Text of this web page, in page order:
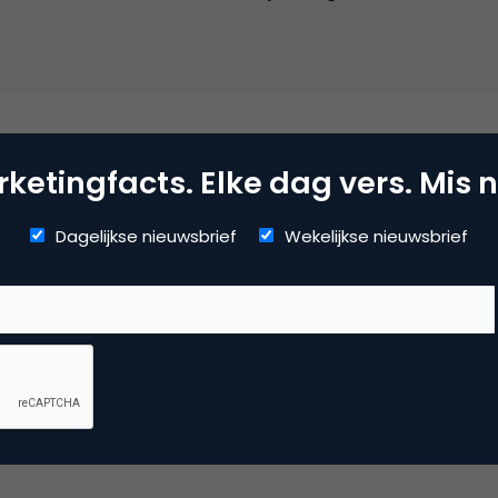
reactie te plaatsen.
Elke dag vers. Mis
Dagelijkse nieuwsbrief Wekelijkse nieuwsbrief